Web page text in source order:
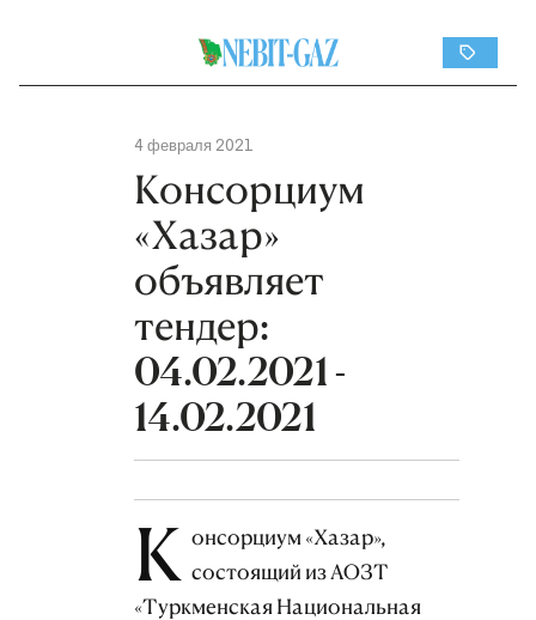
4 февраля 2021
Консорциум
«Хазар»
объявляет
тендер:
04.02.2021 -
14.02.2021
К онсорциум «Хазар»,
состоящий из АОЗТ
«Туркменская Национальная